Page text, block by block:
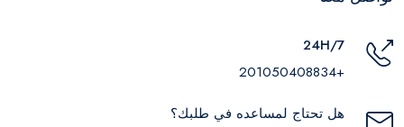
24H/7
+201050408834
هل تحتاج لمساعده في طلبك؟